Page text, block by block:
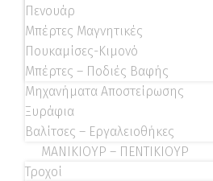
Πενουάρ
Μπέρτες Μαγνητικές
Πουκαμίσες-Κιμονό
Μπέρτες – Ποδιές Βαφής
Μηχανήματα Αποστείρωσης
Ξυράφια
Βαλίτσες – Εργαλειοθήκες
ΜΑΝΙΚΙΟΥΡ – ΠΕΝΤΙΚΙΟΥΡ
Τροχοί